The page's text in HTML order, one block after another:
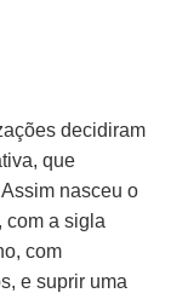
decidiram
que
nasceu o
, com a sigla
com
e suprir uma